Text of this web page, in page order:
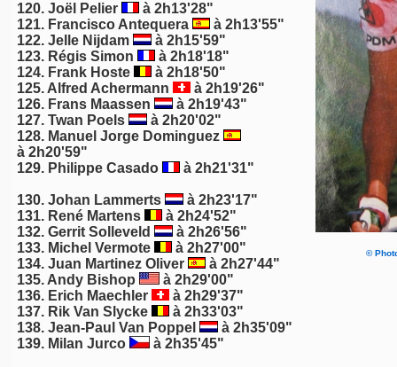
120. Joël Pelier
à 2h13'28"
121. Francisco Antequera
à 2h13'55"
122. Jelle Nijdam
à 2h15'59"
123. Régis Simon
à 2h18'18"
124. Frank Hoste
à 2h18'50"
125. Alfred Achermann
à 2h19'26"
126. Frans Maassen
à 2h19'43"
127. Twan Poels
à 2h20'02"
128. Manuel Jorge Dominguez
à 2h20'59"
129. Philippe Casado
à 2h21'31"
130. Johan Lammerts
à 2h23'17"
131. René Martens
à 2h24'52"
132. Gerrit Solleveld
à 2h26'56"
133. Michel Vermote
à 2h27'00"
134. Juan Martinez Oliver
à 2h27'44"
135. Andy Bishop
à 2h29'00"
136. Erich Maechler
à 2h29'37"
137. Rik Van Slycke
à 2h33'03"
138. Jean-Paul Van Poppel
à 2h35'09"
139. Milan Jurco
à 2h35'45"
©